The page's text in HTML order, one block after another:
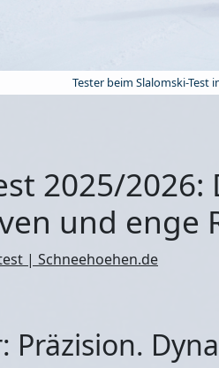
Tester beim Slalomski-Test
2025/
und enge
| Schneehoehen.de
Präzision.